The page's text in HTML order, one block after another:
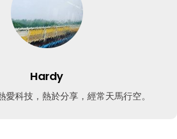
Hardy
愛科技，熱於分享，經常天馬行空。